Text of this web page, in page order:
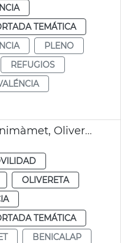
TEMÁTICA
PLENO
REFUGIOS
Aparcamientos en Benimàmet, Olivereta y Benicalap
OLIVERETA
TEMÁTICA
BENICALAP